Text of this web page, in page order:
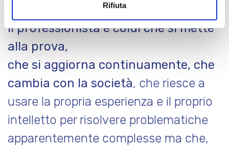
Rifiuta
Il professionista è colui che si mette
alla prova,
che si aggiorna continuamente, che
cambia con la società, che riesce a
usare la propria esperienza e il proprio
intelletto per risolvere problematiche
apparentemente complesse ma che,